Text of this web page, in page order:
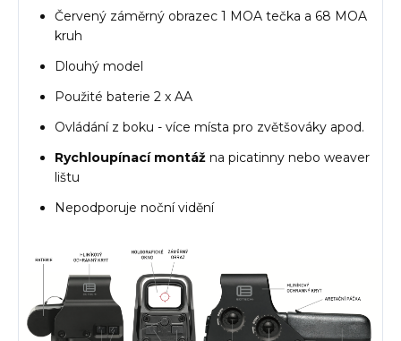
Červený záměrný obrazec 1 MOA tečka a 68 MOA
kruh
Dlouhý model
Použité baterie 2 x AA
Ovládání z boku - více místa pro zvětšováky apod.
Rychloupínací montáž na picatinny nebo weaver
lištu
Nepodporuje noční vidění